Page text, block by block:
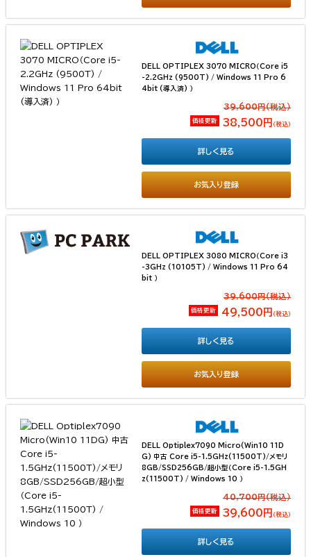
DELL OPTIPLEX 3070 MICRO（Core i5
-2.2GHz (9500T) / Windows 11 Pro 6
4bit (導入済) ）
39,600円(税込）
価格更新 38,500円 （税込）
お気入り登録
詳しく見る
DELL OPTIPLEX 3080 MICRO（Core i3
-3GHz (10105T) / Windows 11 Pro 64
bit ）
39,600円(税込）
価格更新 49,500円 （税込）
お気入り登録
詳しく見る
DELL Optiplex7090 Micro(Win10 11D
G) 中古 Core i5-1.5GHz(11500T)/メモリ
8GB/SSD256GB/超小型（Core i5-1.5GH
z(11500T) / Windows 10 ）
40,700円(税込）
価格更新 39,600円 （税込）
詳しく見る